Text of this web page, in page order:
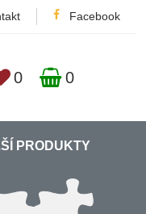
Facebook
0 0
PRODUKTY